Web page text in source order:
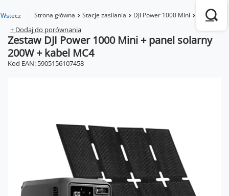
Wstecz Strona główna Stacje zasilania DJI Power 1000 Mini Zestaw
+ Dodaj do porównania
Zestaw DJI Power 1000 Mini + panel solarny
200W + kabel MC4
Kod EAN: 5905156107458